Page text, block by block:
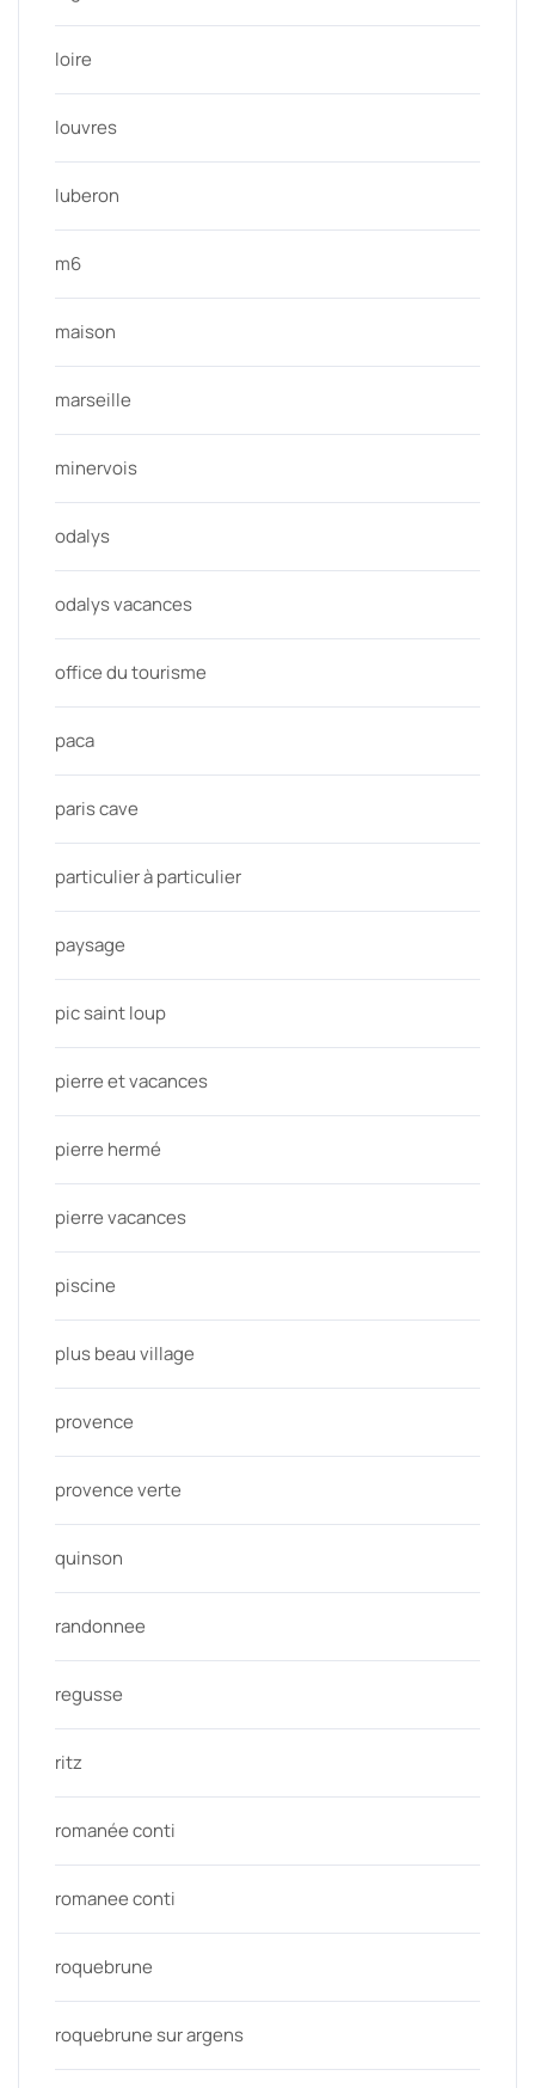
loire
louvres
luberon
m6
maison
marseille
minervois
odalys
odalys vacances
office du tourisme
paca
paris cave
particulier à particulier
paysage
pic saint loup
pierre et vacances
pierre hermé
pierre vacances
piscine
plus beau village
provence
provence verte
quinson
randonnee
regusse
ritz
romanée conti
romanee conti
roquebrune
roquebrune sur argens